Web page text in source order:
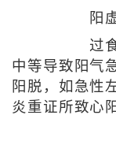
阳虚
过食
中等导致阳气
阳脱，如急性
炎重证所致心